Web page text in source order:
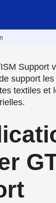
Support
support
textiles et